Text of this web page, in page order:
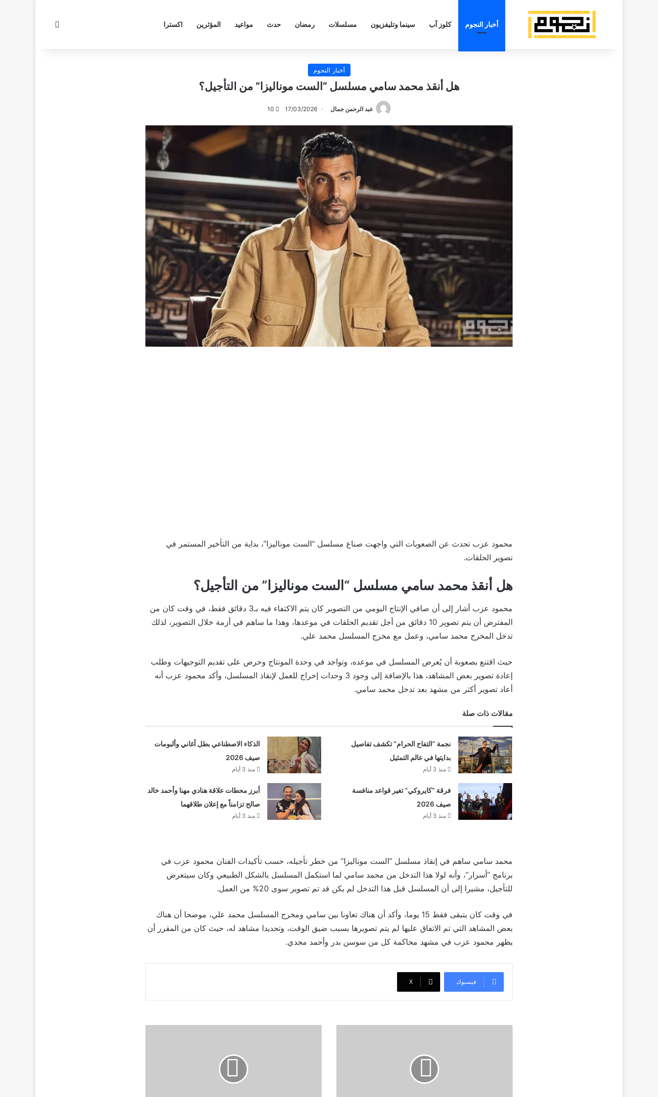
أخبار النجوم كلوز آب سينما وتليفزيون مسلسلات رمضان حدث مواعيد المؤثرين اكسترا
أخبار النجوم
هل أنقذ محمد سامي مسلسل “الست موناليزا” من التأجيل؟
عبد الرحمن جمال 17/03/2026
10
محمود عزب تحدث عن الصعوبات التي واجهت صناع مسلسل “الست موناليزا”، بداية من التأخير المستمر في
تصوير الحلقات.
هل أنقذ محمد سامي مسلسل “الست موناليزا” من التأجيل؟
محمود عزب أشار إلى أن صافي الإنتاج اليومي من التصوير كان يتم الاكتفاء فيه بـ3 دقائق فقط، في وقت كان من
المفترض أن يتم تصوير 10 دقائق من أجل تقديم الحلقات في موعدها، وهذا ما ساهم في أزمة خلال التصوير، لذلك
تدخل المخرج محمد سامي، وعمل مع مخرج المسلسل محمد علي.
حيث اقتنع بصعوبة أن يُعرض المسلسل في موعده، وتواجد في وحدة المونتاج وحرص على تقديم التوجيهات وطلب
إعادة تصوير بعض المشاهد، هذا بالإضافة إلى وجود 3 وحدات إخراج للعمل لإنقاذ المسلسل، وأكد محمود عزب أنه
أعاد تصوير أكثر من مشهد بعد تدخل محمد سامي.
مقالات ذات صلة
نجمة “التفاح الحرام” تكشف تفاصيل
بدايتها في عالم التمثيل
منذ 3 أيام
الذكاء الاصطناعي بطل أغاني وألبومات
صيف 2026
منذ 3 أيام
فرقة “كايروكي” تغير قواعد منافسة
صيف 2026
منذ 3 أيام
أبرز محطات علاقة هنادي مهنا وأحمد خالد
صالح تزامناً مع إعلان طلاقهما
منذ 3 أيام
محمد سامي ساهم في إنقاذ مسلسل “الست موناليزا” من خطر تأجيله، حسب تأكيدات الفنان محمود عزب في
برنامج “أسرار”، وأنه لولا هذا التدخل من محمد سامي لما استكمل المسلسل بالشكل الطبيعي وكان سيتعرض
للتأجيل، مشيرا إلى أن المسلسل قبل هذا التدخل لم يكن قد تم تصوير سوى 20% من العمل.
في وقت كان يتبقى فقط 15 يوما، وأكد أن هناك تعاونا بين سامي ومخرج المسلسل محمد علي، موضحا أن هناك
بعض المشاهد التي تم الاتفاق عليها لم يتم تصويرها بسبب ضيق الوقت، وتحديدا مشاهد له، حيث كان من المقرر أن
يظهر محمود عزب في مشهد محاكمة كل من سوسن بدر وأحمد مجدي.
فيسبوك ‫X